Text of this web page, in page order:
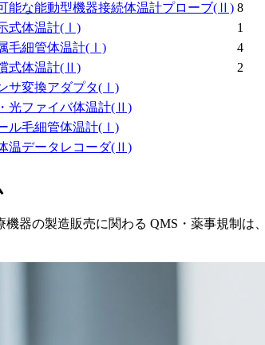
能な能動型機器接続体温計プローブ(Ⅱ) 8
式体温計(Ⅰ) 1
毛細管体温計(Ⅰ) 4
式体温計(Ⅱ) 2
サ変換アダプタ(Ⅰ)
光ファイバ体温計(Ⅱ)
ル毛細管体温計(Ⅰ)
温データレコーダ(Ⅱ)
器の製造販売に関わる QMS・薬事規制は、